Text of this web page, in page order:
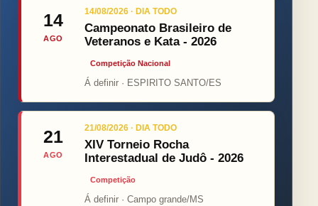
14
AGO
14/08/2026 · DIA TODO
Campeonato Brasileiro de
Veteranos e Kata - 2026
Competição Nacional
Á definir · ESPIRITO SANTO/ES
21
AGO
21/08/2026 · DIA TODO
XIV Torneio Rocha
Interestadual de Judô - 2026
Competição
Á definir · Campo grande/MS